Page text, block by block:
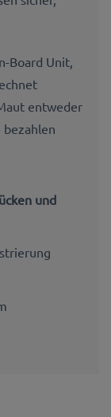
Board Unit,
entweder
bezahlen
und